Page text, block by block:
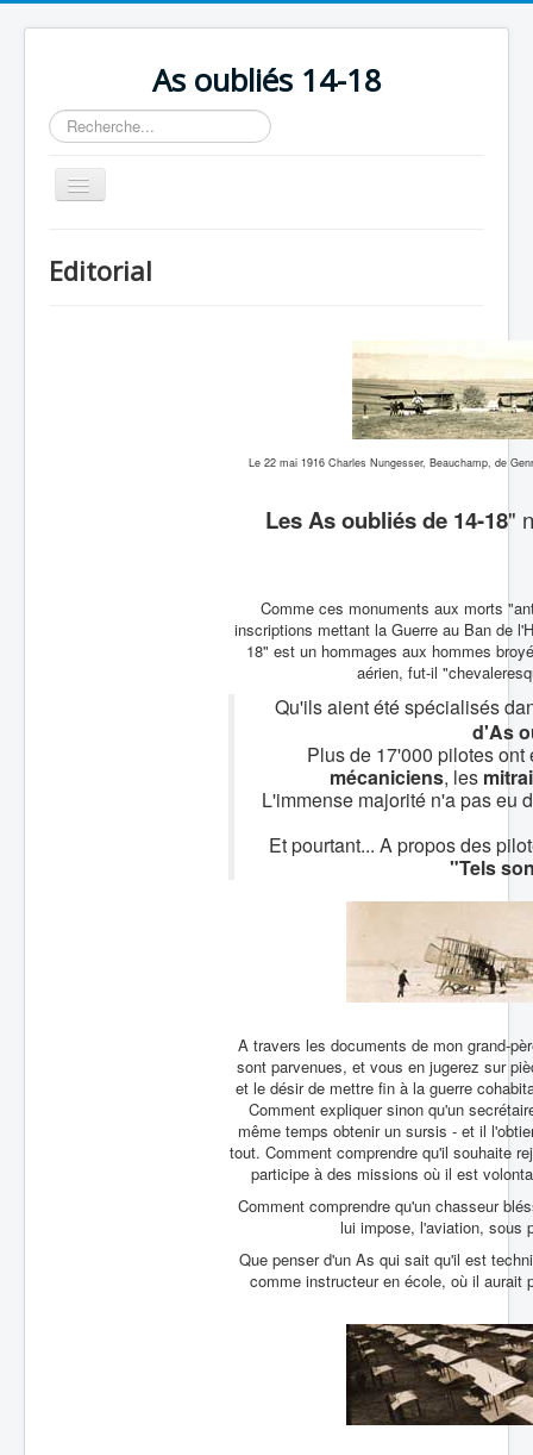
As oubliés 14-18
Rechercher
Basculer
la
Chronologie
Editorial
Le 22 mai 1916 Charles Nungesser, Beauchamp, de
Les As oubliés de 14-18"
Comme ces monuments aux morts
inscriptions mettant la Guerre au Ban de
18" est un hommages aux hommes
aérien, fut-il
Qu'ils aient été spécialisés
d'As
Plus de 17'000 pilotes
mécaniciens, les
L'immense majorité n'a pas eu
Et pourtant... A propos des
"Tels
A travers les documents de mon grand-
sont parvenues, et vous en jugerez sur
et le désir de mettre fin à la guerre
Comment expliquer sinon qu'un
même temps obtenir un sursis - et il
tout. Comment comprendre qu'il souhaite
participe à des missions où il est
Comment comprendre qu'un chasseur
lui impose, l'aviation, sous
Que penser d'un As qui sait qu'il est
comme instructeur en école, où il aurait